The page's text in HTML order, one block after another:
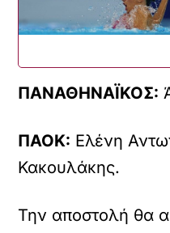
ΠΑΝΑΘΗΝΑΪΚΟΣ:
ΠΑΟΚ: Ελένη
Κακουλάκης.
Την αποστολή θα